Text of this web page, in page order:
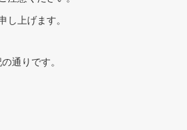
上げます。
通りです。